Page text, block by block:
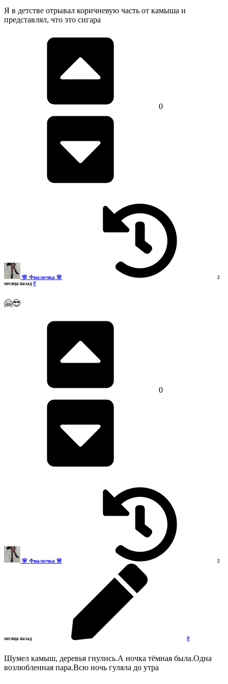
Я в детстве отрывал коричневую часть от камыша и
представлял, что это сигара
0
🌸 Фиалочка 🌸
2
месяца назад #
🤗😎
0
🌸 Фиалочка 🌸 2
месяца назад #
Шумел камыш, деревья гнулись.А ночка тёмная была.Одна
возлюбленная пара.Всю ночь гуляла до утра